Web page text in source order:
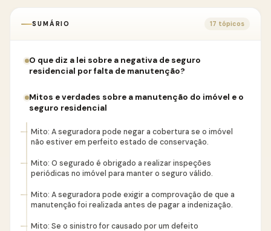
SUMÁRIO 17 tópicos
O que diz a lei sobre a negativa de seguro
residencial por falta de manutenção?
Mitos e verdades sobre a manutenção do imóvel e o
seguro residencial
Mito: A seguradora pode negar a cobertura se o imóvel
não estiver em perfeito estado de conservação.
Mito: O segurado é obrigado a realizar inspeções
periódicas no imóvel para manter o seguro válido.
Mito: A seguradora pode exigir a comprovação de que a
manutenção foi realizada antes de pagar a indenização.
Mito: Se o sinistro for causado por um defeito